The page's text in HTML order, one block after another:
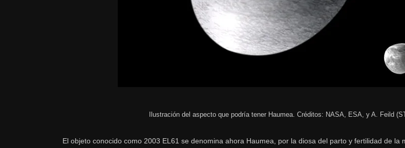
Ilustración del aspecto que podría tener Haumea. Créditos: NASA, ESA, y A. Feild
El objeto conocido como 2003 EL61 se denomina ahora Haumea, por la diosa del parto y fertilidad de la